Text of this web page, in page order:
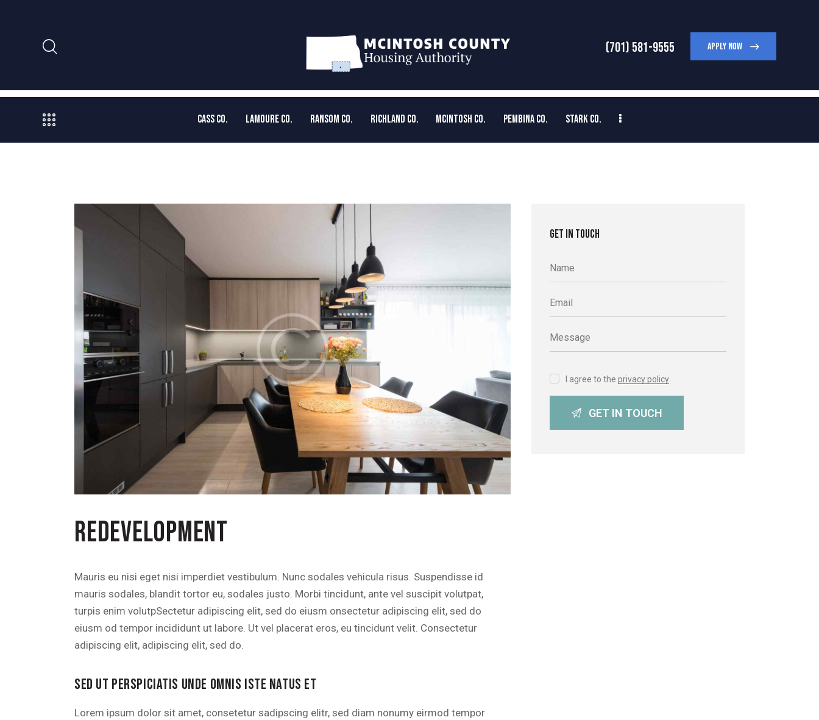
(701) 581-9555 APPLY NOW
CASS CO. LAMOURE CO. RANSOM CO. RICHLAND CO. MCINTOSH CO. PEMBINA CO. STARK CO.
REDEVELOPMENT
Mauris eu nisi eget nisi imperdiet vestibulum. Nunc sodales vehicula risus. Suspendisse id
mauris sodales, blandit tortor eu, sodales justo. Morbi tincidunt, ante vel suscipit volutpat,
turpis enim volutpSectetur adipiscing elit, sed do eiusm onsectetur adipiscing elit, sed do
eiusm od tempor incididunt ut labore. Ut vel placerat eros, eu tincidunt velit. Consectetur
adipiscing elit, adipiscing elit, sed do.
SED UT PERSPICIATIS UNDE OMNIS ISTE NATUS ET
Lorem ipsum dolor sit amet, consetetur sadipscing elitr, sed diam nonumy eirmod tempor
GET IN TOUCH
I agree to the privacy policy.